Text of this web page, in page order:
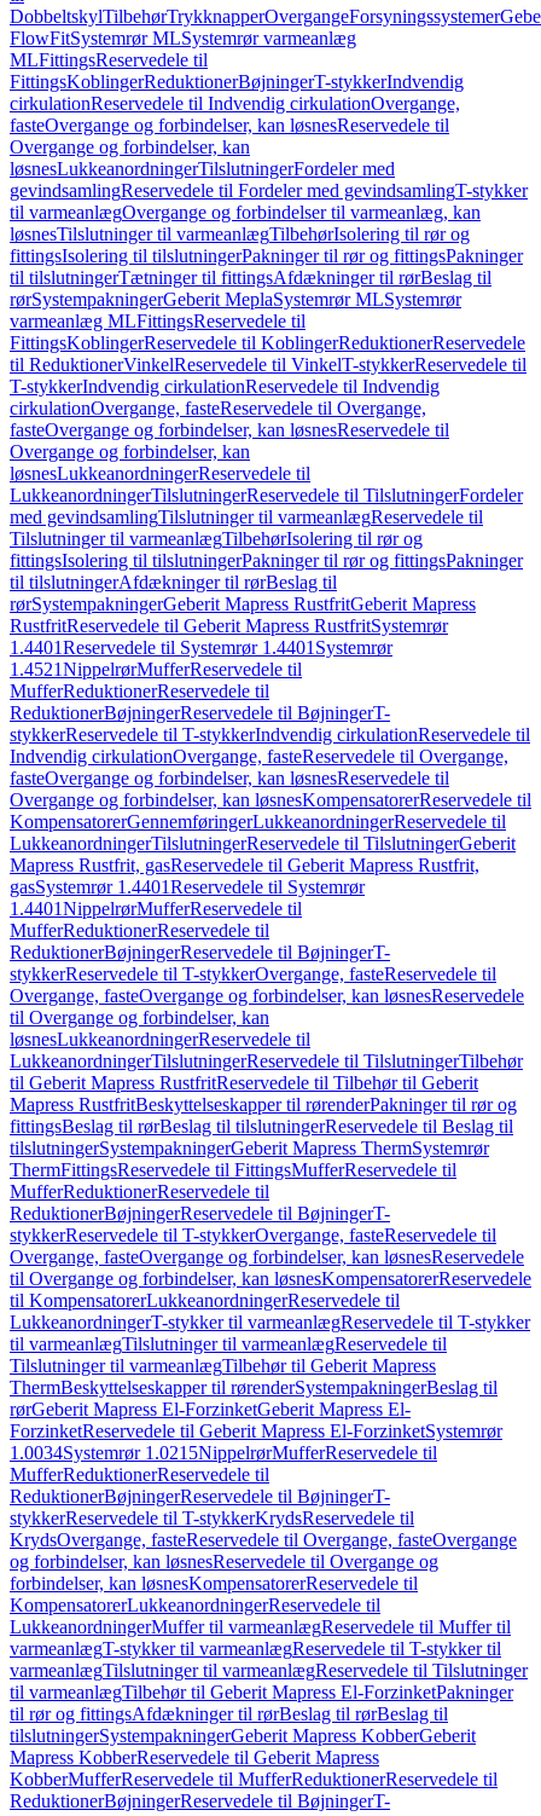
DobbeltskylTilbehørTrykknapperOvergangeForsyningssystemer
FlowFitSystemrør MLSystemrør varmeanlæg
MLFittingsReservedele til
FittingsKoblingerReduktionerBøjningerT-stykkerIndvendig
cirkulationReservedele til Indvendig cirkulationOvergange,
fasteOvergange og forbindelser, kan løsnesReservedele til
Overgange og forbindelser, kan
løsnesLukkeanordningerTilslutningerFordeler med
gevindsamlingReservedele til Fordeler med gevindsamlingT-stykker
til varmeanlægOvergange og forbindelser til varmeanlæg, kan
løsnesTilslutninger til varmeanlægTilbehørIsolering til rør og
fittingsIsolering til tilslutningerPakninger til rør og fittingsPakninger
til tilslutningerTætninger til fittingsAfdækninger til rørBeslag til
rørSystempakningerGeberit MeplaSystemrør MLSystemrør
varmeanlæg MLFittingsReservedele til
FittingsKoblingerReservedele til KoblingerReduktionerReservedele
til ReduktionerVinkelReservedele til VinkelT-stykkerReservedele til
T-stykkerIndvendig cirkulationReservedele til Indvendig
cirkulationOvergange, fasteReservedele til Overgange,
fasteOvergange og forbindelser, kan løsnesReservedele til
Overgange og forbindelser, kan
løsnesLukkeanordningerReservedele til
LukkeanordningerTilslutningerReservedele til TilslutningerFordeler
med gevindsamlingTilslutninger til varmeanlægReservedele til
Tilslutninger til varmeanlægTilbehørIsolering til rør og
fittingsIsolering til tilslutningerPakninger til rør og fittingsPakninger
til tilslutningerAfdækninger til rørBeslag til
rørSystempakningerGeberit Mapress RustfritGeberit Mapress
RustfritReservedele til Geberit Mapress RustfritSystemrør
1.4401Reservedele til Systemrør 1.4401 Systemrør
1.4521NippelrørMufferReservedele til
MufferReduktionerReservedele til
ReduktionerBøjningerReservedele til BøjningerT-
stykkerReservedele til T-stykkerIndvendig cirkulationReservedele til
Indvendig cirkulationOvergange, fasteReservedele til Overgange,
fasteOvergange og forbindelser, kan løsnesReservedele til
Overgange og forbindelser, kan løsnesKompensatorerReservedele til
KompensatorerGennemføringerLukkeanordningerReservedele til
LukkeanordningerTilslutningerReservedele til TilslutningerGeberit
Mapress Rustfrit, gasReservedele til Geberit Mapress Rustfrit,
gasSystemrør 1.4401Reservedele til Systemrør
1.4401NippelrørMufferReservedele til
MufferReduktionerReservedele til
ReduktionerBøjningerReservedele til BøjningerT-
stykkerReservedele til T-stykkerOvergange, fasteReservedele til
Overgange, fasteOvergange og forbindelser, kan løsnesReservedele
til Overgange og forbindelser, kan
løsnesLukkeanordningerReservedele til
LukkeanordningerTilslutningerReservedele til TilslutningerTilbehør
til Geberit Mapress RustfritReservedele til Tilbehør til Geberit
Mapress RustfritBeskyttelseskapper til rørenderPakninger til rør og
fittingsBeslag til rørBeslag til tilslutningerReservedele til Beslag til
tilslutningerSystempakningerGeberit Mapress ThermSystemrør
ThermFittingsReservedele til FittingsMufferReservedele til
MufferReduktionerReservedele til
ReduktionerBøjningerReservedele til BøjningerT-
stykkerReservedele til T-stykkerOvergange, fasteReservedele til
Overgange, fasteOvergange og forbindelser, kan løsnesReservedele
til Overgange og forbindelser, kan løsnesKompensatorerReservedele
til KompensatorerLukkeanordningerReservedele til
LukkeanordningerT-stykker til varmeanlægReservedele til T-stykker
til varmeanlægTilslutninger til varmeanlægReservedele til
Tilslutninger til varmeanlægTilbehør til Geberit Mapress
ThermBeskyttelseskapper til rørenderSystempakningerBeslag til
rørGeberit Mapress El-ForzinketGeberit Mapress El-
ForzinketReservedele til Geberit Mapress El-ForzinketSystemrør
1.0034Systemrør 1.0215NippelrørMufferReservedele til
MufferReduktionerReservedele til
ReduktionerBøjningerReservedele til BøjningerT-
stykkerReservedele til T-stykkerKrydsReservedele til
KrydsOvergange, fasteReservedele til Overgange, fasteOvergange
og forbindelser, kan løsnesReservedele til Overgange og
forbindelser, kan løsnesKompensatorerReservedele til
KompensatorerLukkeanordningerReservedele til
LukkeanordningerMuffer til varmeanlægReservedele til Muffer til
varmeanlægT-stykker til varmeanlægReservedele til T-stykker til
varmeanlægTilslutninger til varmeanlægReservedele til Tilslutninger
til varmeanlægTilbehør til Geberit Mapress El-ForzinketPakninger
til rør og fittingsAfdækninger til rørBeslag til rørBeslag til
tilslutningerSystempakningerGeberit Mapress KobberGeberit
Mapress KobberReservedele til Geberit Mapress
KobberMufferReservedele til MufferReduktionerReservedele til
ReduktionerBøjningerReservedele til BøjningerT-